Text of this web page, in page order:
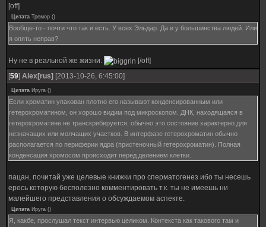
[off]
Цитата Тремор ()
Вообще-то - почти что так и есть. У всех Эльдар. Да и у большинства людей. Или
я опять неправ?
Ну не в реальной же жизни.
[/off]
[59] Alex[rus] [2013-10-26, 6:45:00]
Цитата Ируга ()
Если хроматин упакован плотно его называют конденсированным или
гетерохроматином, он хорошо видим под микроскопом. ДНК, находящаяся в
гетерохроматине не транскрибируется, обычно это состояние характерно для
незначащих или молчащих участков. В интерфазе гетерохроматин обычно
располагается по периферии ядра (пристеночный гетерохроматин). Полная
конденсация хромосом происходит перед делением клетки.
пацан, почитай уже целевые книжки про сперматогенез ибо ты несешь
ересь которую бесполезно комментировать т.к. ты не имеешь ни
малейшего представления о обсуждаемом аспекте.
Цитата Ируга ()
Я, какбе, прослушал текст интервью целиком. Контекста как такового там и